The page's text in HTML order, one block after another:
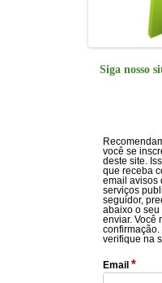
Siga nosso
você se
deste site.
que receba
email avisos
serviços
seguidor,
abaixo o
enviar. Você
verifique na
Email *